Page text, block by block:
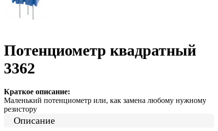
Потенциометр квадратный
3362
Краткое описание:
Маленький потенциометр или, как замена любому нужному
резистору
Описание